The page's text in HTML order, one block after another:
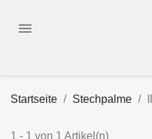

Startseite Stechpalme
1 - 1 von 1 Artikel(n)